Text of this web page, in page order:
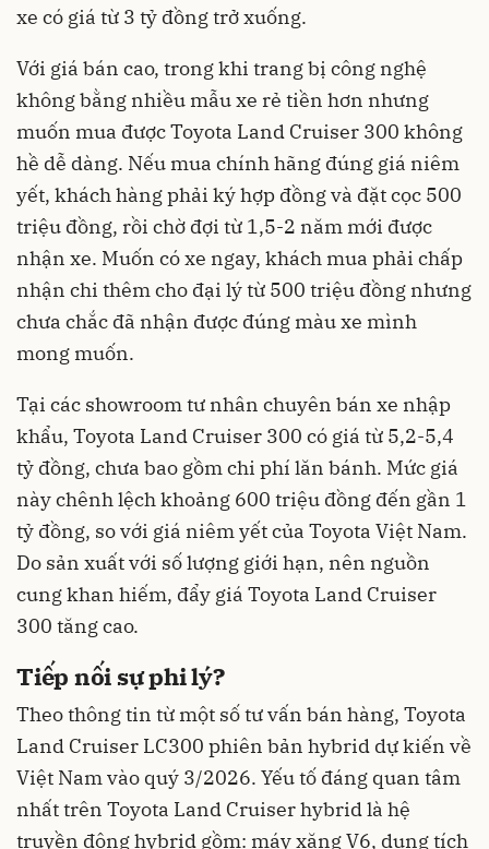
xe có giá từ 3 tỷ đồng trở xuống.
Với giá bán cao, trong khi trang bị công nghệ
không bằng nhiều mẫu xe rẻ tiền hơn nhưng
muốn mua được Toyota Land Cruiser 300 không
hề dễ dàng. Nếu mua chính hãng đúng giá niêm
yết, khách hàng phải ký hợp đồng và đặt cọc 500
triệu đồng, rồi chờ đợi từ 1,5-2 năm mới được
nhận xe. Muốn có xe ngay, khách mua phải chấp
nhận chi thêm cho đại lý từ 500 triệu đồng nhưng
chưa chắc đã nhận được đúng màu xe mình
mong muốn.
Tại các showroom tư nhân chuyên bán xe nhập
khẩu, Toyota Land Cruiser 300 có giá từ 5,2-5,4
tỷ đồng, chưa bao gồm chi phí lăn bánh. Mức giá
này chênh lệch khoảng 600 triệu đồng đến gần 1
tỷ đồng, so với giá niêm yết của Toyota Việt Nam.
Do sản xuất với số lượng giới hạn, nên nguồn
cung khan hiếm, đẩy giá Toyota Land Cruiser
300 tăng cao.
Tiếp nối sự phi lý?
Theo thông tin từ một số tư vấn bán hàng, Toyota
Land Cruiser LC300 phiên bản hybrid dự kiến về
Việt Nam vào quý 3/2026. Yếu tố đáng quan tâm
nhất trên Toyota Land Cruiser hybrid là hệ
truyền động hybrid gồm: máy xăng V6, dung tích